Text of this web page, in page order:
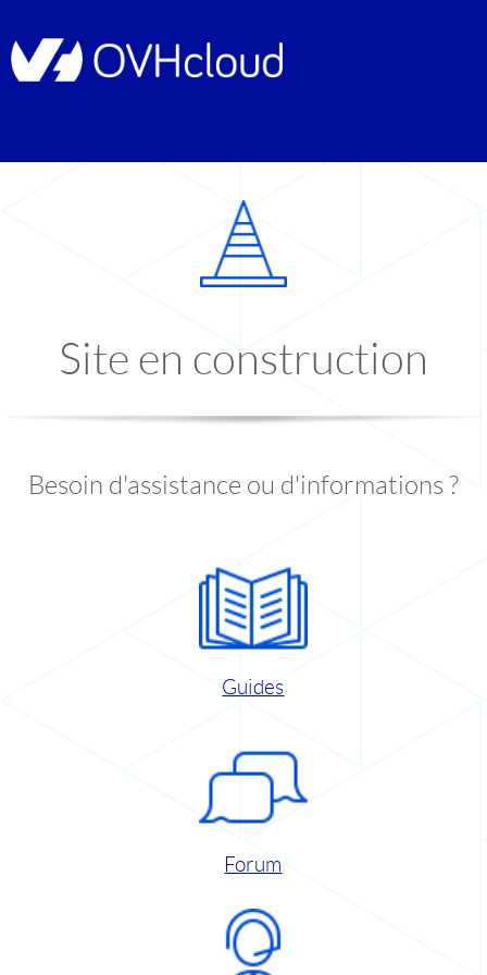
Site en construction
Besoin d'assistance ou d'informations ?
Guides
Forum